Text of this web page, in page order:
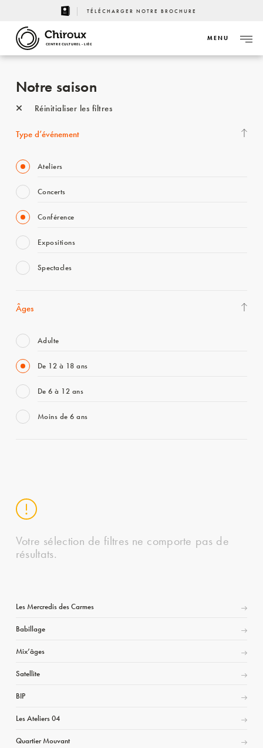
TÉLÉCHARGER NOTRE BROCHURE
CENTRE CULTUREL - LIÈGE
MENU
Notre saison
Réinitialiser les filtres
Type d’événement
Ateliers
Concerts
Conférence
Expositions
Spectacles
Âges
Adulte
De 12 à 18 ans
De 6 à 12 ans
Moins de 6 ans
Votre sélection de filtres ne comporte pas de
résultats.
Les Mercredis des Carmes
Babillage
Mix’âges
Satellite
BIP
Les Ateliers 04
Quartier Mouvant